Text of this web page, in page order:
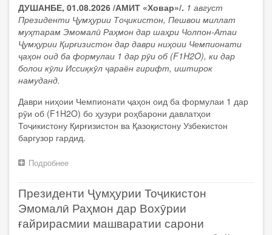
ДУШАНБЕ, 01.08.2026 /АМИТ «Ховар»/. 1 август
Президенти Ҷумҳурии Тоҷикистон, Пешвои миллат
муҳтарам Эмомалӣ Раҳмон дар шаҳри Чолпон-Атаи
Ҷумҳурии Қирғизистон дар даври ниҳоии Чемпионати
ҷаҳон оид ба формулаи 1 дар рӯи об (F1H2O), ки дар
болои кӯли Иссиқкӯл ҷараён гирифт, иштирок
намуданд.
Даври ниҳоии Чемпионати ҷаҳон оид ба формулаи 1 дар
рӯи об (F1H2O) бо ҳузури роҳбарони давлатҳои
Тоҷикистону Қирғизистон ва Қазоқистону Узбекистон
баргузор гардид.
Подробнее
Ҷумҳурии
Тоҷикистон
Эмомалӣ
Раҳмон
дар
Президенти Ҷумҳурии Тоҷикистон
Эмомалӣ Раҳмон дар Вохӯрии
ғайрирасмии машваратии сарони